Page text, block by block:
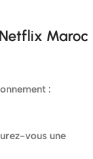
Maroc
:
vous une